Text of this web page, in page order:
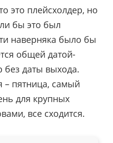
это плейсхолдер, но
бы это был
наверняка было бы
общей датой-
без даты выхода.
– пятница, самый
для крупных
все сходится.